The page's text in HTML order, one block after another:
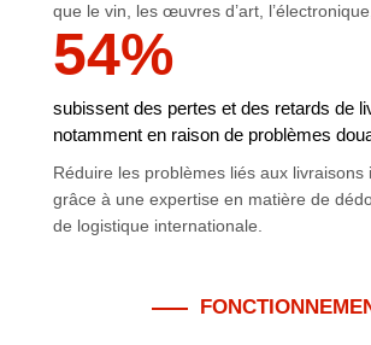
que le vin, les œuvres d’art,
54%
subissent des pertes et des retards de
notamment en raison de problèmes
Réduire les problèmes liés aux livraisons
grâce à une expertise en matière de
de logistique internationale.